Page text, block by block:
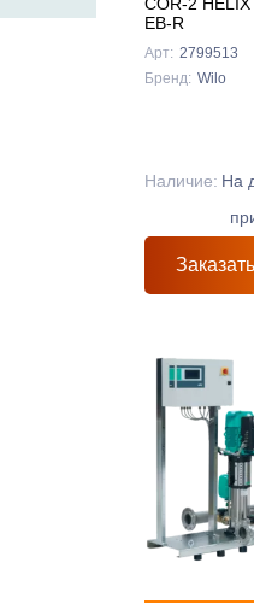
EB-R
Арт: 2799513
Бренд: Wilo
Наличие: На
Заказать